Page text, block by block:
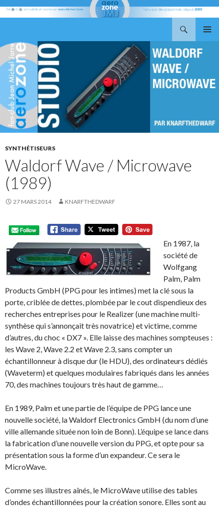
AU
CONTENU
SYNTHÉTISEURS
Waldorf Wave / Microwave
(1989)
27 MARS 2014 KNARFTHEDWARF
En 1987, la
société de
Wolfgang
Palm, Palm
Products GmbH (PPG pour les intimes) met la clé sous la
porte, criblée de dettes, plombée par le cout dispendieux des
recherches entreprises pour le Realizer (une machine multi-
synthèse qui s’annonçait très novatrice) et victime, comme
d’autres, du choc « DX7 ». Elle laisse des machines sompteuses :
les Wave 2, Wave 2.2 et Wave 2.3, sans compter un
échantillonneur à disque dur (le HDU), des ordinateurs dédiés
(Waveterm) et quelques modulaires fabriqués dans les années
70, des machines toujours très haut de gamme…
En 1989, Palm et une partie de l’équipe de PPG lance une
nouvelle société, la Waldorf Electronics GmbH (du nom d’une
ville allemande située non loin de Bonn). L’équipe se lance dans
la fabrication d’une nouvelle version du PPG, et opte pour sa
présentation sous la forme d’un expandeur. Ce sera le
MicroWave.
Comme ses illustres aînés, le MicroWave utilise des tables
d’ondes échantillonnées pour la création sonore. Elles sont au